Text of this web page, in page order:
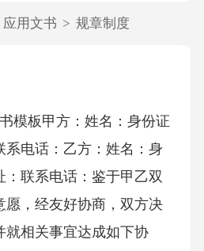
应用文书 > 规章制度
模板 甲方：姓名：身份证
系电话：乙方：姓名：身
：联系电话：鉴于甲乙双
愿，经友好协商，双方决
就相关事宜达成如下协